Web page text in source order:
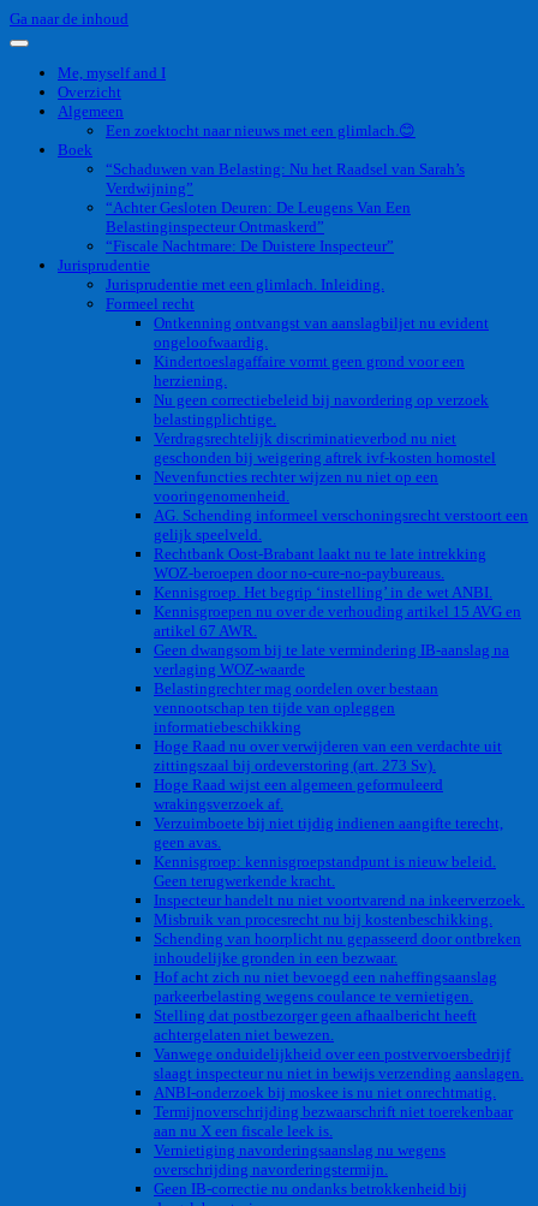
Ga naar de inhoud
Me, myself and I
Overzicht
Algemeen
Een zoektocht naar nieuws met een glimlach.😊
Boek
“Schaduwen van Belasting: Nu het Raadsel van Sarah’s
Verdwijning”
“Achter Gesloten Deuren: De Leugens Van Een
Belastinginspecteur Ontmaskerd”
“Fiscale Nachtmare: De Duistere Inspecteur”
Jurisprudentie
Jurisprudentie met een glimlach. Inleiding.
Formeel recht
Ontkenning ontvangst van aanslagbiljet nu evident
ongeloofwaardig.
Kindertoeslagaffaire vormt geen grond voor een
herziening.
Nu geen correctiebeleid bij navordering op verzoek
belastingplichtige.
Verdragsrechtelijk discriminatieverbod nu niet
geschonden bij weigering aftrek ivf-kosten homostel
Nevenfuncties rechter wijzen nu niet op een
vooringenomenheid.
AG. Schending informeel verschoningsrecht verstoort een
gelijk speelveld.
Rechtbank Oost-Brabant laakt nu te late intrekking
WOZ-beroepen door no-cure-no-paybureaus.
Kennisgroep. Het begrip ‘instelling’ in de wet ANBI.
Kennisgroepen nu over de verhouding artikel 15 AVG en
artikel 67 AWR.
Geen dwangsom bij te late vermindering IB-aanslag na
verlaging WOZ-waarde
Belastingrechter mag oordelen over bestaan
vennootschap ten tijde van opleggen
informatiebeschikking
Hoge Raad nu over verwijderen van een verdachte uit
zittingszaal bij ordeverstoring (art. 273 Sv).
Hoge Raad wijst een algemeen geformuleerd
wrakingsverzoek af.
Verzuimboete bij niet tijdig indienen aangifte terecht,
geen avas.
Kennisgroep: kennisgroepstandpunt is nieuw beleid.
Geen terugwerkende kracht.
Inspecteur handelt nu niet voortvarend na inkeerverzoek.
Misbruik van procesrecht nu bij kostenbeschikking.
Schending van hoorplicht nu gepasseerd door ontbreken
inhoudelijke gronden in een bezwaar.
Hof acht zich nu niet bevoegd een naheffingsaanslag
parkeerbelasting wegens coulance te vernietigen.
Stelling dat postbezorger geen afhaalbericht heeft
achtergelaten niet bewezen.
Vanwege onduidelijkheid over een postvervoersbedrijf
slaagt inspecteur nu niet in bewijs verzending aanslagen.
ANBI-onderzoek bij moskee is nu niet onrechtmatig.
Termijnoverschrijding bezwaarschrift niet toerekenbaar
aan nu X een fiscale leek is.
Vernietiging navorderingsaanslag nu wegens
overschrijding navorderingstermijn.
Geen IB-correctie nu ondanks betrokkenheid bij